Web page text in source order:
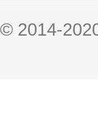
© 2014-